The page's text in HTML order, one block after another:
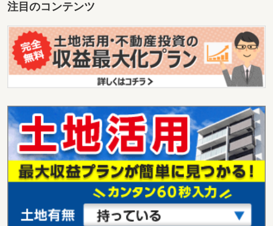
注目のコンテンツ